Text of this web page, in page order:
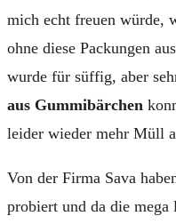
mich echt freuen würde,
ohne diese Packungen
wurde für süffig, aber
aus Gummibärchen
leider wieder mehr Müll
Von der Firma Sava
probiert und da die